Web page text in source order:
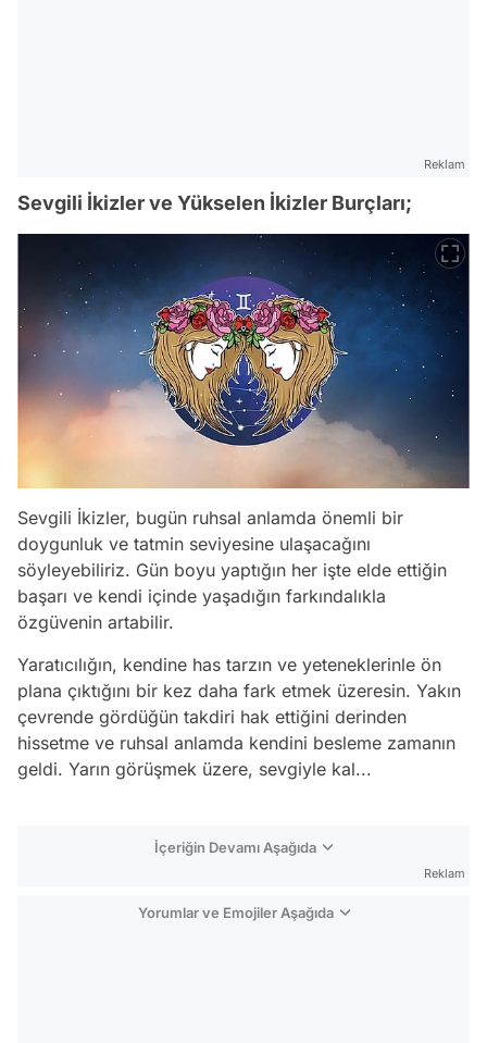
Reklam
Sevgili İkizler ve Yükselen İkizler Burçları;
Sevgili İkizler, bugün ruhsal anlamda önemli bir
doygunluk ve tatmin seviyesine ulaşacağını
söyleyebiliriz. Gün boyu yaptığın her işte elde ettiğin
başarı ve kendi içinde yaşadığın farkındalıkla
özgüvenin artabilir.
Yaratıcılığın, kendine has tarzın ve yeteneklerinle ön
plana çıktığını bir kez daha fark etmek üzeresin. Yakın
çevrende gördüğün takdiri hak ettiğini derinden
hissetme ve ruhsal anlamda kendini besleme zamanın
geldi. Yarın görüşmek üzere, sevgiyle kal...
İçeriğin Devamı Aşağıda
Reklam
Yorumlar ve Emojiler Aşağıda